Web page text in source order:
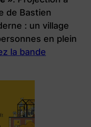
de Bastien
: un village
en plein
la bande